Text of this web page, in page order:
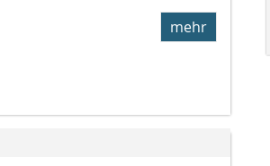
mehr